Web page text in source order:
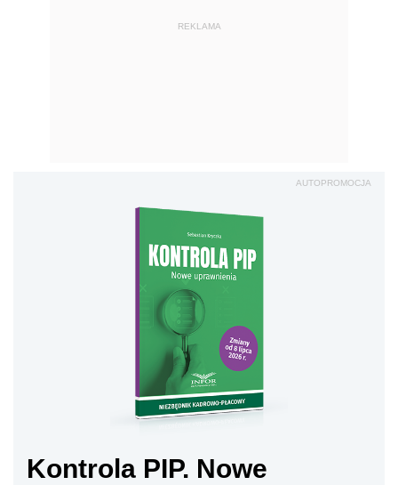
REKLAMA
AUTOPROMOCJA
Kontrola PIP. Nowe